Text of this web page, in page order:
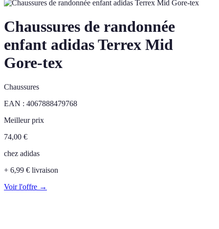
Chaussures de randonnée
enfant adidas Terrex Mid
Gore-tex
Chaussures
EAN : 4067888479768
Meilleur prix
74,00 €
chez adidas
+ 6,99 € livraison
Voir l'offre →